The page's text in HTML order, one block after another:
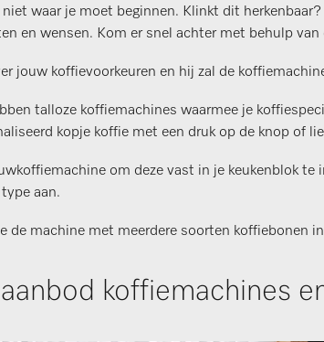
niet waar je moet beginnen. Klinkt dit
en wensen. Kom er snel achter met behulp van
jouw koffievoorkeuren en hij zal de
talloze koffiemachines waarmee je
kopje koffie met een druk op de knop of
om deze vast in je keukenblok
aan.
de machine met meerdere soorten koffiebonen
koffiemachines